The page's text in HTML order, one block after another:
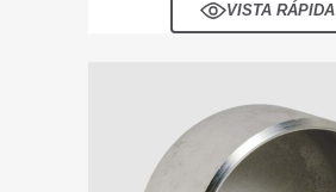
VISTA RÁPIDA